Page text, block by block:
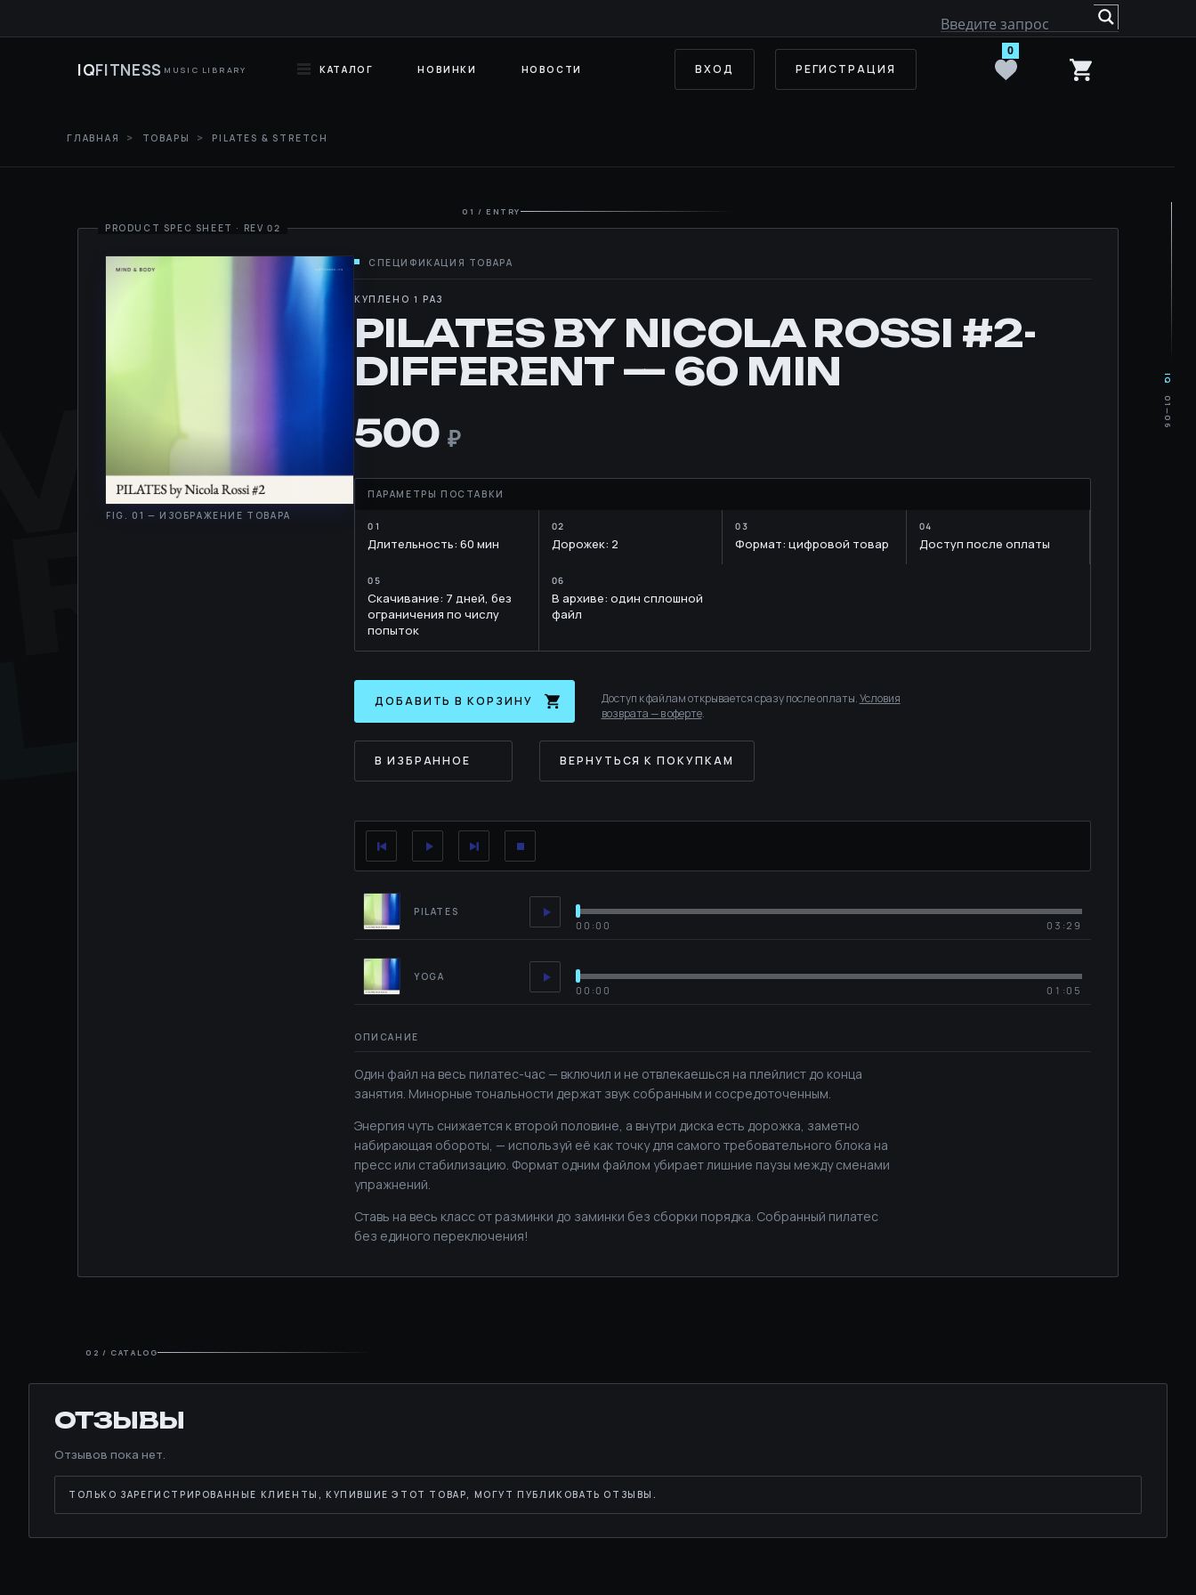
IQFITNESS MUSIC LIBRARY КАТАЛОГ НОВИНКИ НОВОСТИ ВХОД РЕГИСТРАЦИЯ
0
ГЛАВНАЯ ТОВАРЫ PILATES & STRETCH
01 / ENTRY
КУПЛЕНО 1 РАЗ
PILATES BY NICOLA ROSSI #2-
DIFFERENT — 60 MIN
500
Длительность: 60 мин Дорожек: 2 Формат: цифровой товар Доступ после оплаты
Скачивание: 7 дней, без
ограничения по числу
попыток
В архиве: один сплошной
файл
ДОБАВИТЬ В КОРЗИНУ Доступ к файлам открывается сразу после оплаты.Условия
возврата — в оферте.
В ИЗБРАННОЕ ВЕРНУТЬСЯ К ПОКУПКАМ
PILATES
00:00 03:29
YOGA
00:00 01:05
Один файл на весь пилатес-час — включил и не отвлекаешься на плейлист до конца
занятия. Минорные тональности держат звук собранным и сосредоточенным.
Энергия чуть снижается к второй половине, а внутри диска есть дорожка, заметно
набирающая обороты, — используй её как точку для самого требовательного блока на
пресс или стабилизацию. Формат одним файлом убирает лишние паузы между сменами
упражнений.
Ставь на весь класс от разминки до заминки без сборки порядка. Собранный пилатес
без единого переключения!
02 / CATALOG
ОТЗЫВЫ
Отзывов пока нет.
ТОЛЬКО ЗАРЕГИСТРИРОВАННЫЕ КЛИЕНТЫ, КУПИВШИЕ ЭТОТ ТОВАР, МОГУТ ПУБЛИКОВАТЬ ОТЗЫВЫ.
IQ
01—06